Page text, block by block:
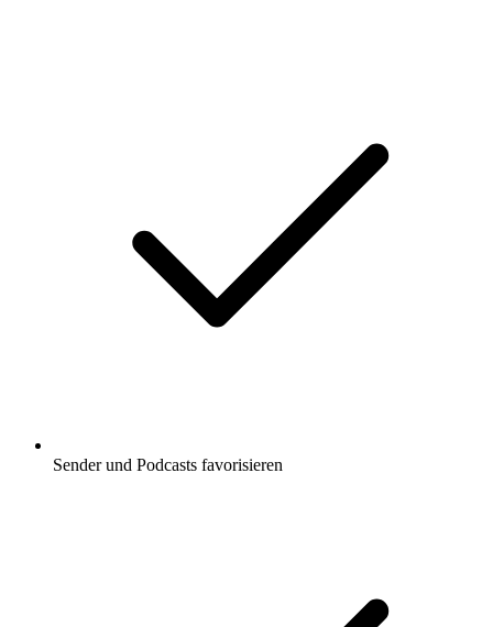
Sender und Podcasts favorisieren